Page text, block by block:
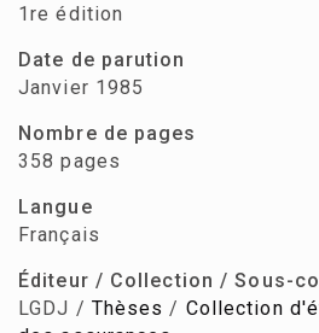
1re édition
Date de parution
Janvier 1985
Nombre de pages
358 pages
Langue
Français
Éditeur / Collection / Sous-
LGDJ / Thèses / Collection